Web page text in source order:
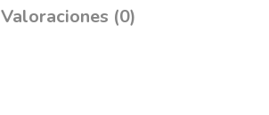
Valoraciones (0)